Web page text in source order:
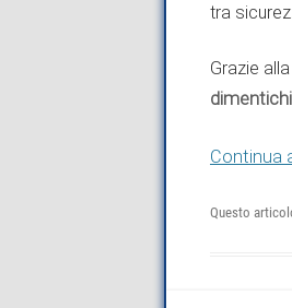
tra
Grazie alla
Continua
Questo